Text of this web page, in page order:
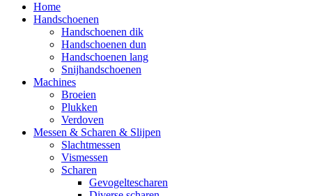
Home
Handschoenen
Handschoenen dik
Handschoenen dun
Handschoenen lang
Snijhandschoenen
Machines
Broeien
Plukken
Verdoven
Messen & Scharen & Slijpen
Slachtmessen
Vismessen
Scharen
Gevogeltescharen